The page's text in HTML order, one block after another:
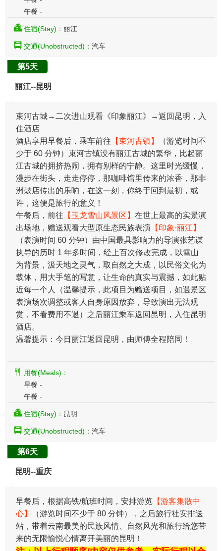
午餐 -
住宿(Stay)： 丽江
交通(Unobstructed)： 汽车
第5天
丽江--昆明
束河古城→二次进山观看《印象丽江》→返回昆明，入
住酒店
酒店享用早餐后，乘车前往 【束河古镇】
（游览时间不
少于 60 分钟）束河古镇没有丽江古城的繁华，比起丽
江古城的拥挤热闹，拥有别样的宁静。这里时光缓慢，
漫步在街头，走走停停，那咖啡馆里传来的浓香，那非
洲鼓店传出的乐响，在这一刻，你终于回到最初，或
许，这便是旅行的意义！
午餐后，前往 【玉龙雪山风景区】 在世上最高的实景演
出场地，赠送观看大型原生态民族表演 【印象·丽江】
（表演时间 60 分钟）由中国最具影响力的导演张艺谋
执导的历时 1 年多时间，经上百次修改完成，以雪山
为背景，汲天地之灵气，取自然之大成，以民俗文化为
载体，用大手笔的写意，让生命的真实与震撼，如此贴
近每一个人（温馨提示，此项目为赠送项目，如遇景区
表演场次调整或客人自身原因放弃，导致演出无法观
赏，不看费用不退）之后丽江乘车返回昆明，入住昆明
酒店。
温馨提示：今日丽江返回昆明，由师傅全程陪同！
用餐(Meals)：
早餐 -
午餐 -
住宿(Stay)： 昆明
交通(Unobstructed)： 汽车
第6天
昆明--重庆
早餐后，根据高铁/航班时间，安排游览 【游客集散中
心】
（游览时间不少于 80 分钟），之后旅行社安排送
站，带着云南最美的民族风情、自然风光和旅行给您带
来的无限愉悦心情离开美丽的昆明！